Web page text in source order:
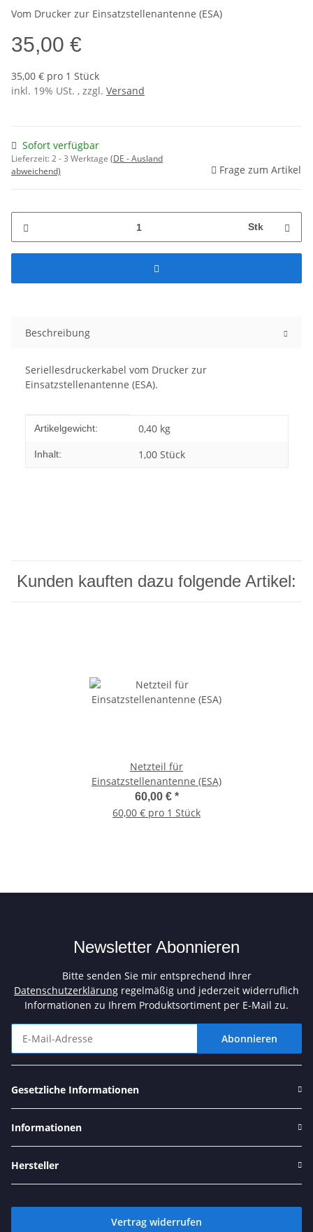
Vom Drucker zur Einsatzstellenantenne (ESA)
35,00 €
35,00 € pro 1 Stück
inkl. 19% USt. , zzgl. Versand
Sofort verfügbar
Lieferzeit:2 - 3 Werktage (DE - Ausland
abweichend)
Frage zum Artikel
Stk
Beschreibung
Seriellesdruckerkabel vom Drucker zur
Einsatzstellenantenne (ESA).
Produkteigenschaft
Wert
Artikelgewicht: 0,40 kg
Inhalt: 1,00 Stück
Kunden kauften dazu folgende Artikel:
Netzteil für
Einsatzstellenantenne (ESA)
60,00 € *
60,00 € pro 1 Stück
Newsletter Abonnieren
Bitte senden Sie mir entsprechend Ihrer
Datenschutzerklärung regelmäßig und jederzeit widerruflich
Informationen zu Ihrem Produktsortiment per E-Mail zu.
Abonnieren
Gesetzliche Informationen
Informationen
Hersteller
Vertrag widerrufen